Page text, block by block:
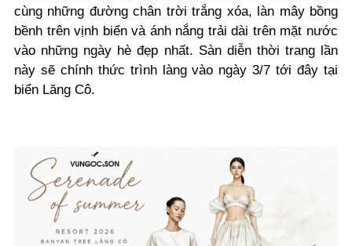
cùng những đường chân trời trắng xóa, làn mây bồng
bềnh trên vịnh biển và ánh nắng trải dài trên mặt nước
vào những ngày hè đẹp nhất. Sàn diễn thời trang lần
này sẽ chính thức trình làng vào ngày 3/7 tới đây tại
biển Lăng Cô.